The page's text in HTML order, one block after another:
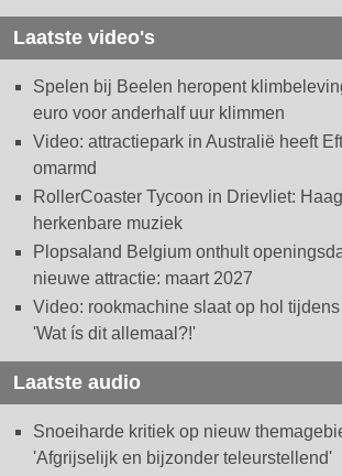
Laatste video's
Spelen bij Beelen heropent
euro voor anderhalf uur klimmen
Video: attractiepark in Australië heeft
omarmd
RollerCoaster Tycoon in Drievliet:
herkenbare muziek
Plopsaland Belgium onthult
nieuwe attractie: maart 2027
Video: rookmachine slaat op hol
'Wat ís dit allemaal?!'
Laatste audio
Snoeiharde kritiek op nieuw
'Afgrijselijk en bijzonder teleurstellend'